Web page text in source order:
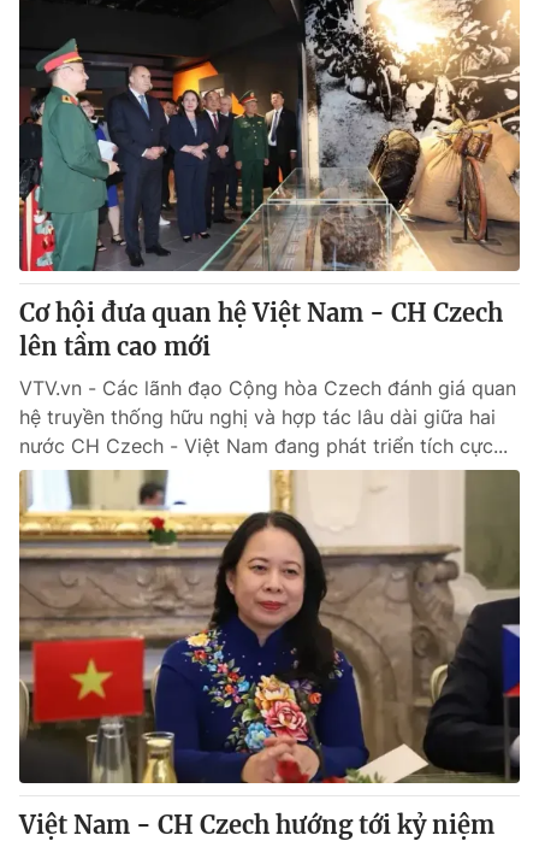
Cơ hội đưa quan hệ Việt Nam - CH Czech
lên tầm cao mới
VTV.vn - Các lãnh đạo Cộng hòa Czech đánh giá quan
hệ truyền thống hữu nghị và hợp tác lâu dài giữa hai
nước CH Czech - Việt Nam đang phát triển tích cực...
Việt Nam - CH Czech hướng tới kỷ niệm